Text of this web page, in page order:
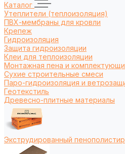
Каталог
Утеплители (теплоизоляция)
ПВХ-мембраны для кровли
Крепеж
Гидроизоляция
Защита гидроизоляции
Клеи для теплоизоляции
Монтажная пена и
Сухие строительные смеси
Паро-гидроизоляция и
Геотекстиль
Древесно-плитные материалы
Экструдированный